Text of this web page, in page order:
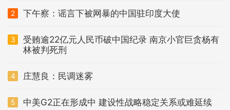
2 下午察：谣言下被网暴的中国驻印度大使
3
受贿逾22亿元人民币破中国纪录 南京小官巨贪杨有
林被判死刑
4 庄慧良：民调迷雾
5 中美G2正在形成中 建设性战略稳定关系或难延续